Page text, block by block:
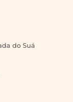
do Suá